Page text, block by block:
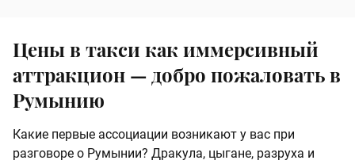
Цены в такси как иммерсивный
аттракцион — добро пожаловать в
Румынию
Какие первые ассоциации возникают у вас при
разговоре о Румынии? Дракула, цыгане, разруха и